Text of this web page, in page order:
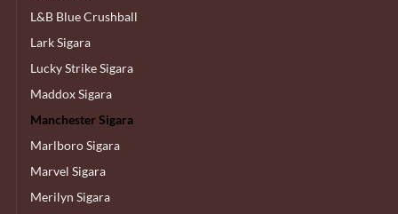
L&B Blue Crushball
Lark Sigara
Lucky Strike Sigara
Maddox Sigara
Manchester Sigara
Marlboro Sigara
Marvel Sigara
Merilyn Sigara